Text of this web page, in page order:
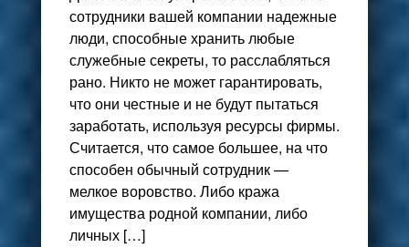
сотрудники вашей компании надежные
люди, способные хранить любые
служебные секреты, то расслабляться
рано. Никто не может гарантировать,
что они честные и не будут пытаться
заработать, используя ресурсы фирмы.
Считается, что самое большее, на что
способен обычный сотрудник —
мелкое воровство. Либо кража
имущества родной компании, либо
личных […]